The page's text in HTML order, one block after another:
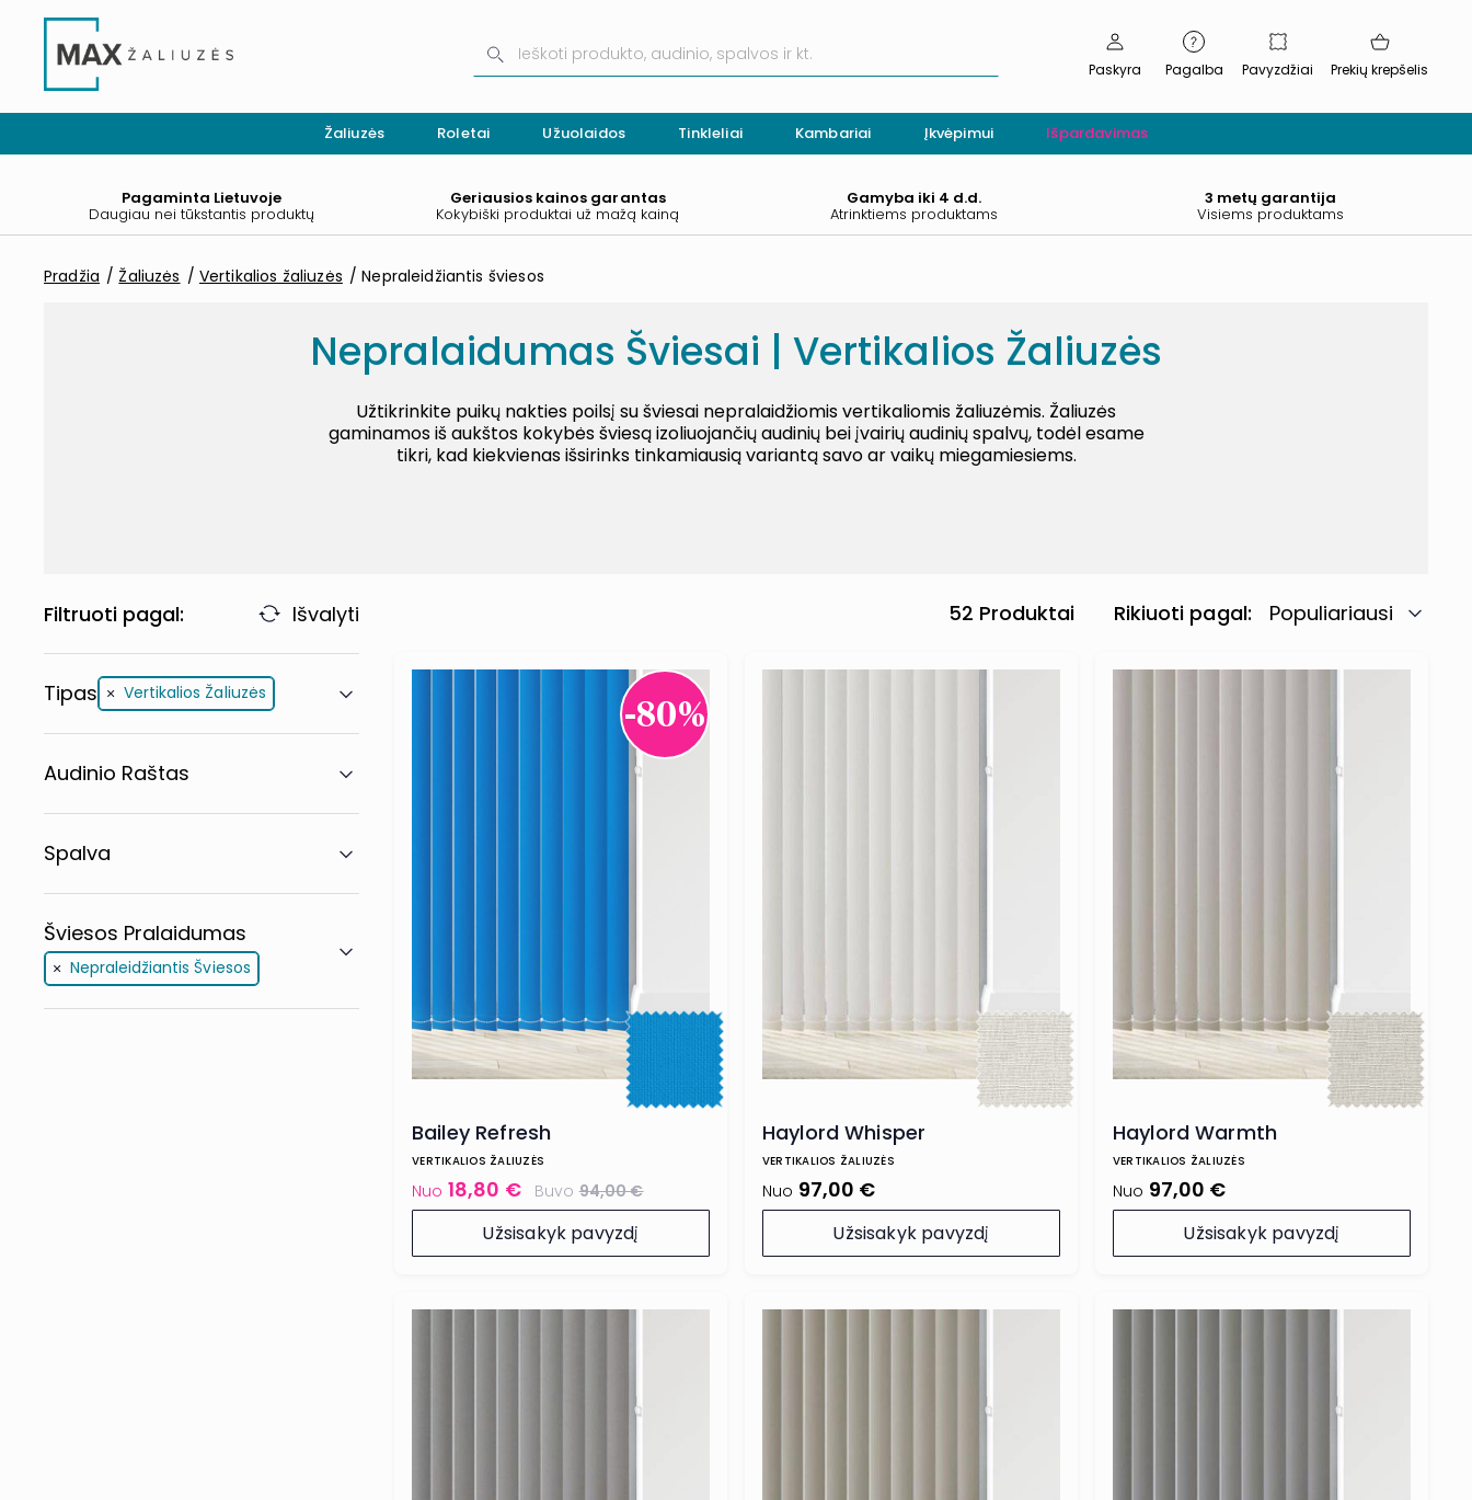
Paskyra Pagalba Pavyzdžiai Prekių krepšelis
Žaliuzės Roletai Užuolaidos Tinkleliai Kambariai Įkvėpimui Išpardavimas
Pagaminta Lietuvoje
Daugiau nei tūkstantis produktų
Geriausios kainos garantas
Kokybiški produktai už mažą kainą
Gamyba iki 4 d.d.
Atrinktiems produktams
3 metų garantija
Visiems produktams
Pradžia Žaliuzės Vertikalios žaliuzės Nepraleidžiantis šviesos
Nepralaidumas Šviesai | Vertikalios Žaliuzės
Užtikrinkite puikų nakties poilsį su šviesai nepralaidžiomis vertikaliomis žaliuzėmis. Žaliuzės
gaminamos iš aukštos kokybės šviesą izoliuojančių audinių bei įvairių audinių spalvų, todėl esame
tikri, kad kiekvienas išsirinks tinkamiausią variantą savo ar vaikų miegamiesiems.
Filtruoti pagal: Išvalyti
Tipas Vertikalios Žaliuzės
Audinio Raštas
Spalva
Šviesos Pralaidumas
Nepraleidžiantis Šviesos
52 Produktai Rikiuoti pagal Populiariausi
-80%
Bailey Refresh
VERTIKALIOS ŽALIUZĖS
Nuo 18,80 € Buvo94,00 €
Užsisakyk pavyzdį
Haylord Whisper
VERTIKALIOS ŽALIUZĖS
Nuo 97,00 €
Užsisakyk pavyzdį
Haylord Warmth
VERTIKALIOS ŽALIUZĖS
Nuo 97,00 €
Užsisakyk pavyzdį